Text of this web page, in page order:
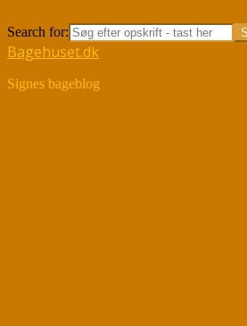
Search for:
Bagehuset.dk
Signes bageblog